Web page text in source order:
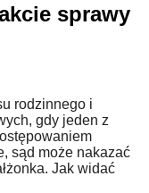
sprawy
rodzinnego i
gdy jeden z
sąd może nakazać
Jak widać